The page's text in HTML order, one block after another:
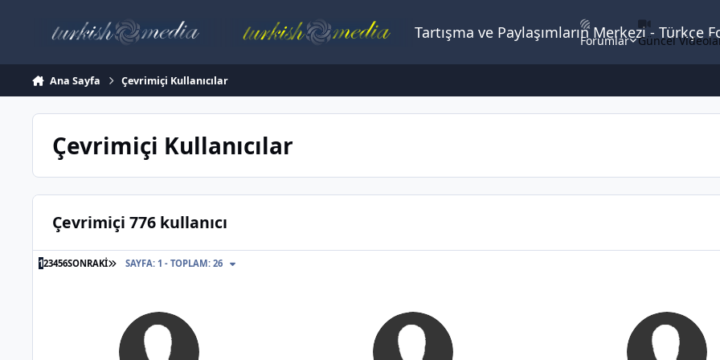
Tartışma ve Paylaşımların Merkezi -
Forumlar Güncel
Ana Sayfa Çevrimiçi Kullanıcılar
Çevrimiçi Kullanıcılar
Çevrimiçi 776 kullanıcı
123456SONRAKI SON SAYFA
SAYFA: 1 - TOPLAM: 26